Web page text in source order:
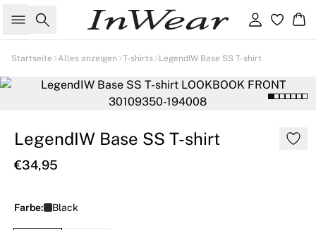
Suche Einloggen
Startseite Alles anzeigen T-shirts LegendIW Base SS T-shirt
LegendIW Base SS T-shirt
€34,95
Farbe: Black